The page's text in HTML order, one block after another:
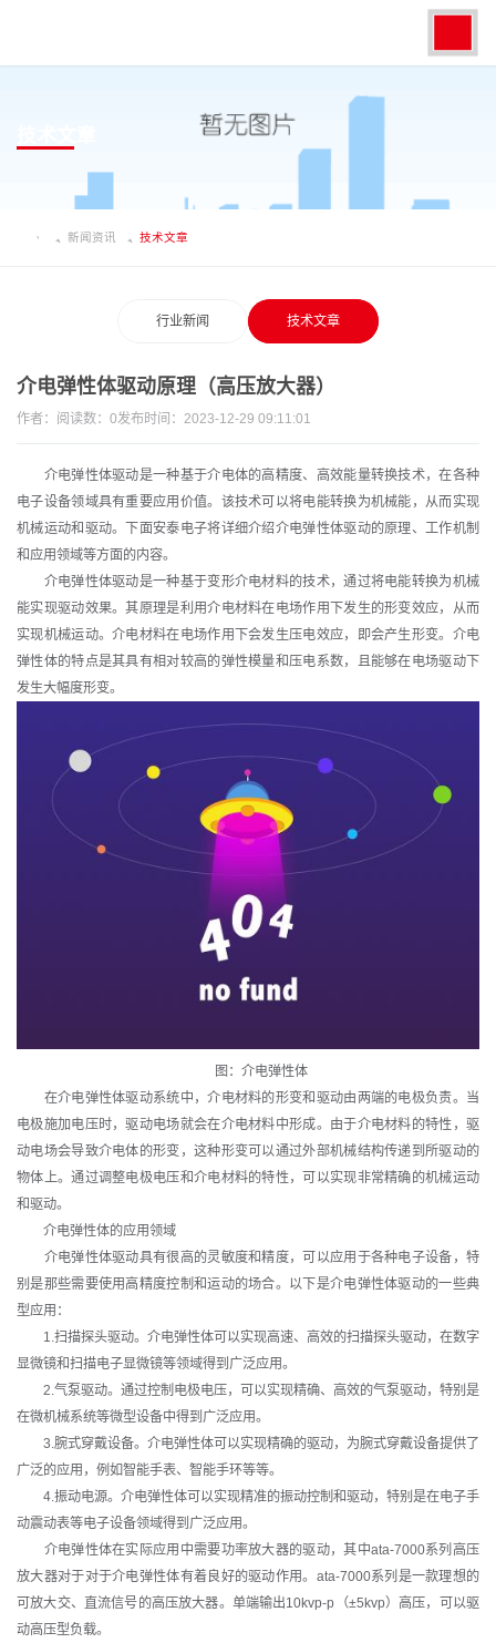
新闻资讯 技术文章
行业新闻 技术文章
介电弹性体驱动原理（高压放大器）
作者： 阅读数： 0发布时间：2023-12-29 09:11:01
介电弹性体驱动是一种基于介电体的高精度、高效能量转换技术，在各种
电子设备领域具有重要应用价值。该技术可以将电能转换为机械能，从而实现
机械运动和驱动。下面安泰电子将详细介绍介电弹性体驱动的原理、工作机制
和应用领域等方面的内容。
介电弹性体驱动是一种基于变形介电材料的技术，通过将电能转换为机械
能实现驱动效果。其原理是利用介电材料在电场作用下发生的形变效应，从而
实现机械运动。介电材料在电场作用下会发生压电效应，即会产生形变。介电
弹性体的特点是其具有相对较高的弹性模量和压电系数，且能够在电场驱动下
发生大幅度形变。
图：介电弹性体
在介电弹性体驱动系统中，介电材料的形变和驱动由两端的电极负责。当
电极施加电压时，驱动电场就会在介电材料中形成。由于介电材料的特性，驱
动电场会导致介电体的形变，这种形变可以通过外部机械结构传递到所驱动的
物体上。通过调整电极电压和介电材料的特性，可以实现非常精确的机械运动
和驱动。
介电弹性体的应用领域
介电弹性体驱动具有很高的灵敏度和精度，可以应用于各种电子设备，特
别是那些需要使用高精度控制和运动的场合。以下是介电弹性体驱动的一些典
型应用：
1.扫描探头驱动。介电弹性体可以实现高速、高效的扫描探头驱动，在数字
显微镜和扫描电子显微镜等领域得到广泛应用。
2.气泵驱动。通过控制电极电压，可以实现精确、高效的气泵驱动，特别是
在微机械系统等微型设备中得到广泛应用。
3.腕式穿戴设备。介电弹性体可以实现精确的驱动，为腕式穿戴设备提供了
广泛的应用，例如智能手表、智能手环等等。
4.振动电源。介电弹性体可以实现精准的振动控制和驱动，特别是在电子手
动震动表等电子设备领域得到广泛应用。
介电弹性体在实际应用中需要功率放大器的驱动，其中ata-7000系列高压
放大器对于对于介电弹性体有着良好的驱动作用。ata-7000系列是一款理想的
可放大交、直流信号的高压放大器。单端输出10kvp-p（±5kvp）高压，可以驱
动高压型负载。